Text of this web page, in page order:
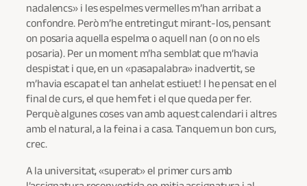
nadalencs» i les espelmes vermelles m’han arribat a
confondre. Però m’he entretingut mirant-los, pensant
on posaria aquella espelma o aquell nan (o on no els
posaria). Per un moment m’ha semblat que m’havia
despistat i que, en un «pasapalabra» inadvertit, se
m’havia escapat el tan anhelat estiuet! I he pensat en el
final de curs, el que hem fet i el que queda per fer.
Perquè algunes coses van amb aquest calendari i altres
amb el natural, a la feina i a casa. Tanquem un bon curs,
crec.
A la universitat, «superat» el primer curs amb